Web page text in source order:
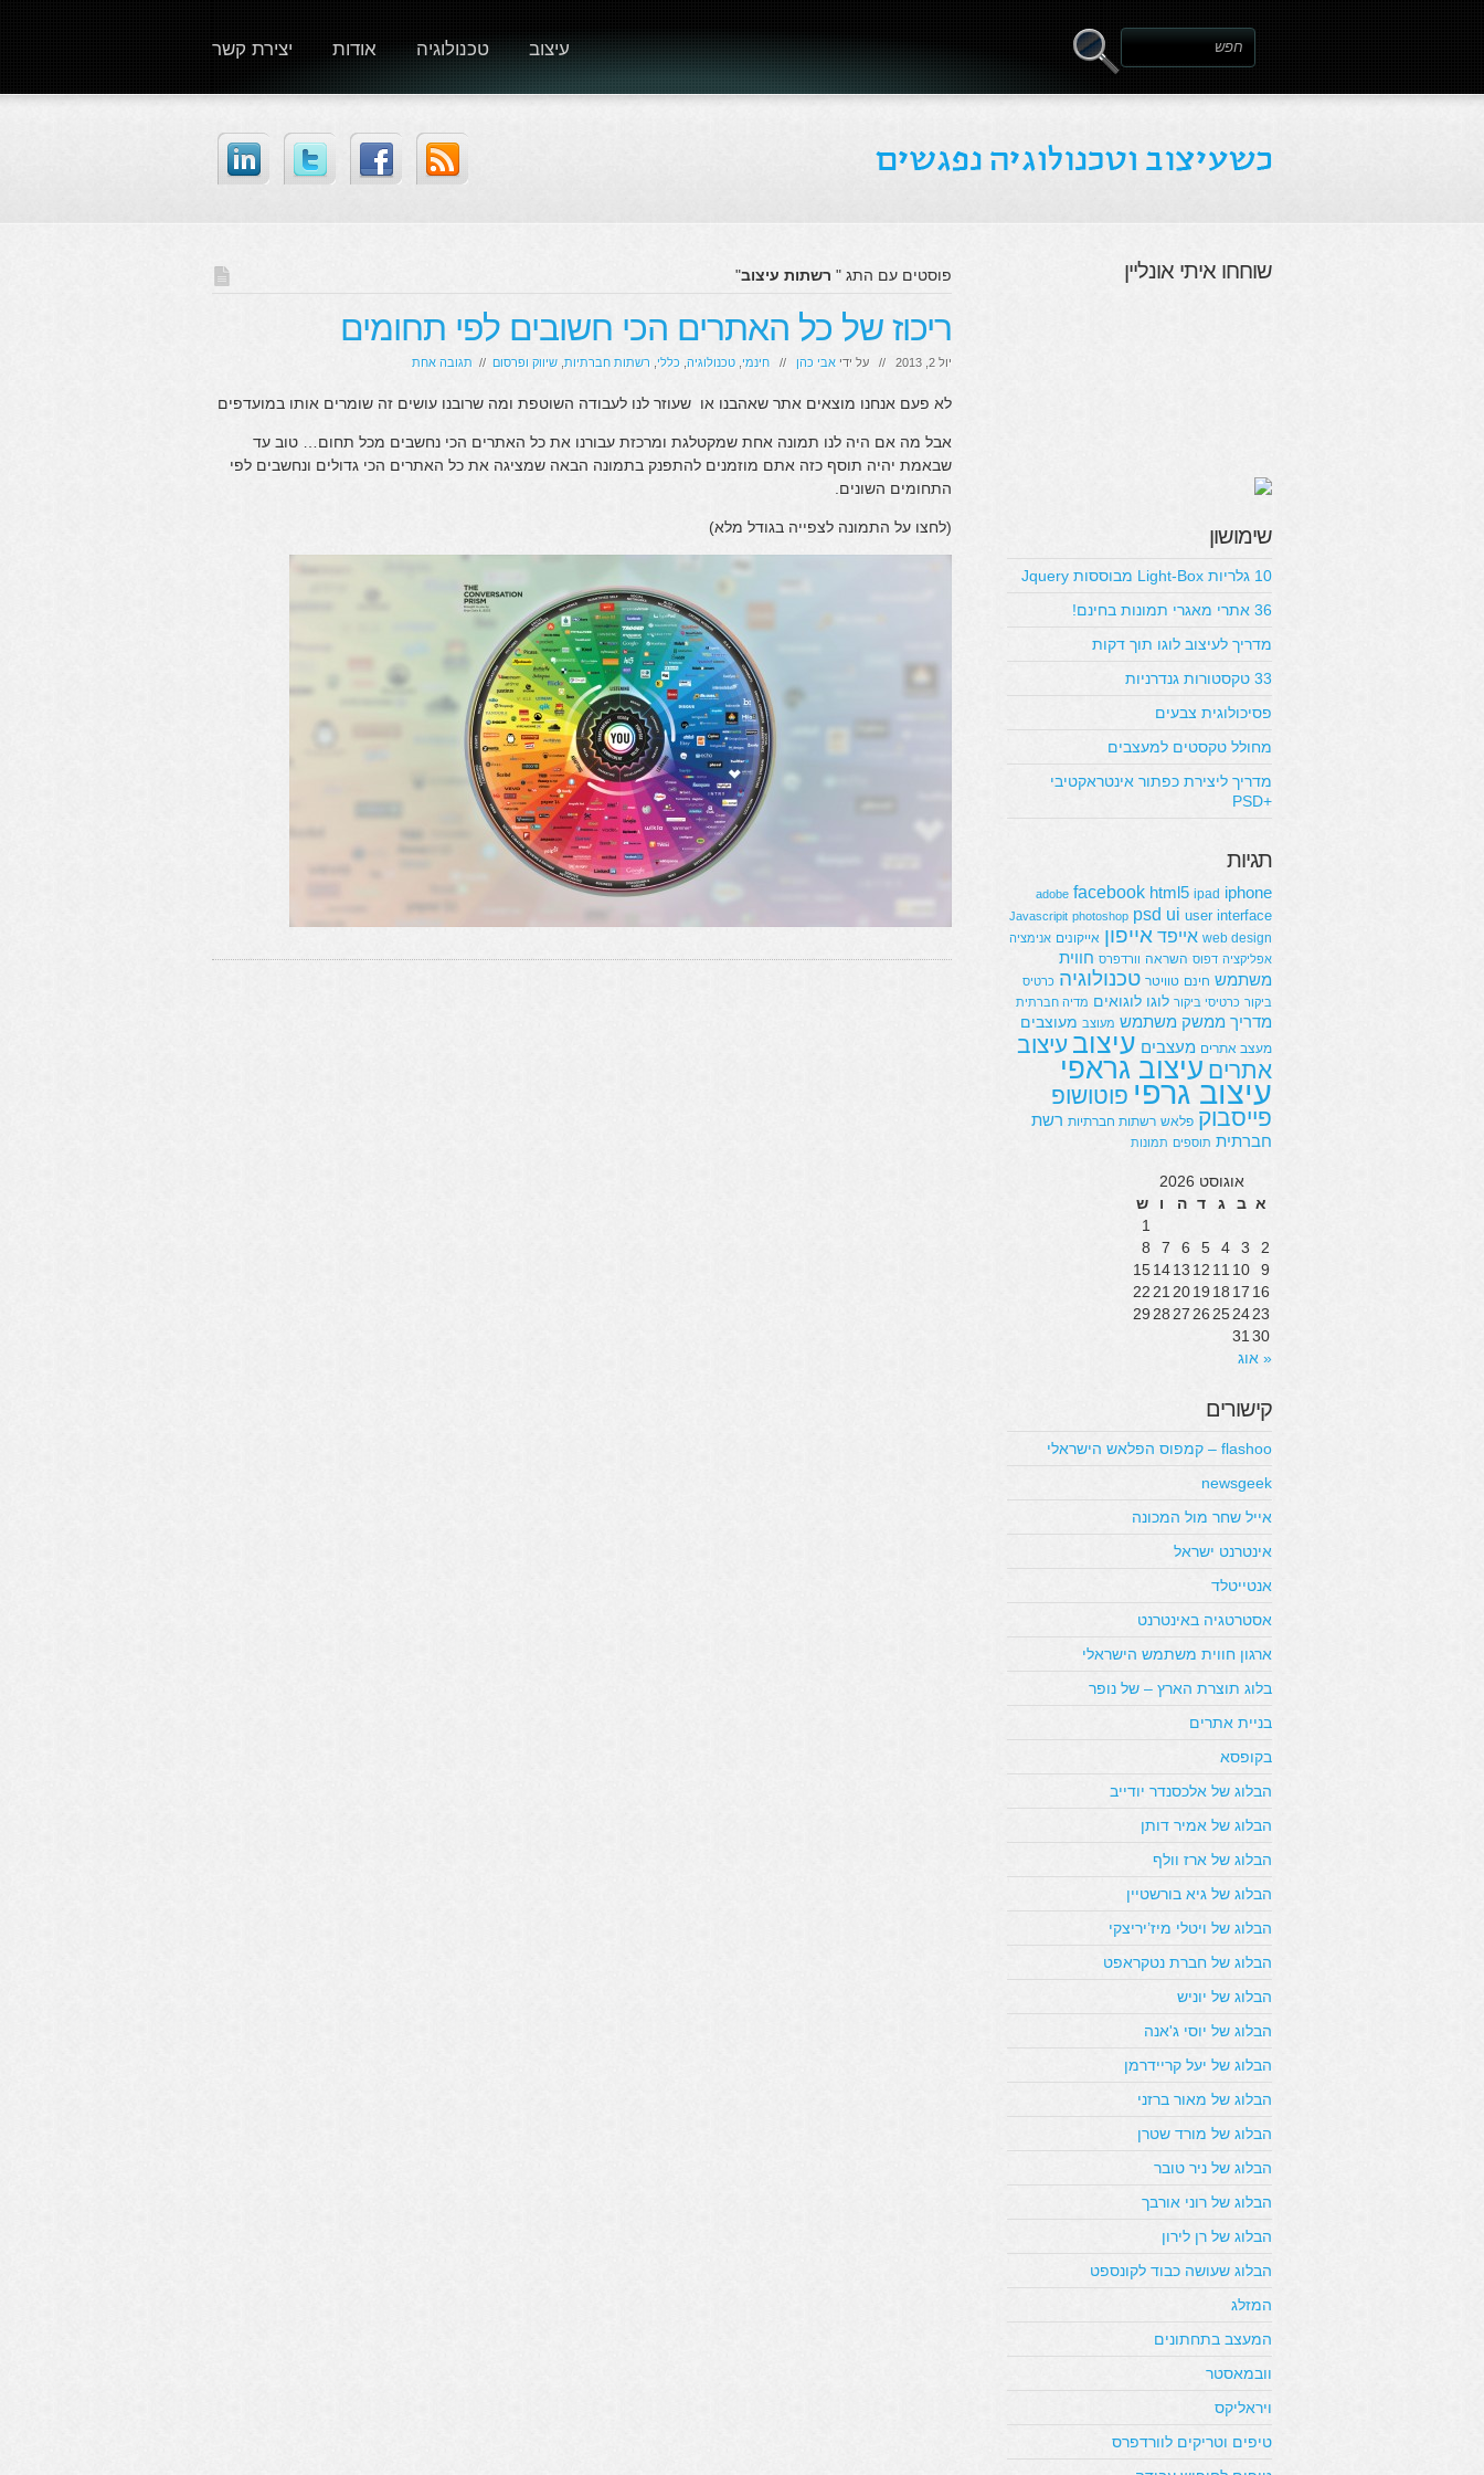
יצירת קשר אודות טכנולוגיה עיצוב
פוסטים עם התג " רשתות עיצוב"
ריכוז של כל האתרים הכי חשובים לפי תחומים
יול 2, 2013 // על ידי אבי כהן // חינמי טכנולוגיה כללי רשתות חברתיות שיווק ופרסום // תגובה אחת
לא פעם אנחנו מוצאים אתר שאהבנו או שעוזר לנו לעבודה השוטפת ומה שרובנו עושים זה שומרים אותו במועדפים
אבל מה אם היה לנו תמונה אחת שמקטלגת ומרכזת עבורנו את כל האתרים הכי נחשבים מכל תחום… טוב עד
שבאמת יהיה תוסף כזה אתם מוזמנים להתפנק בתמונה הבאה שמציגה את כל האתרים הכי גדולים ונחשבים לפי
התחומים השונים.
(לחצו על התמונה לצפייה בגודל מלא)
שוחחו איתי אונליין
שימושון
10 גלריות Light-Box מבוססות Jquery
36 אתרי מאגרי תמונות בחינם!
מדריך לעיצוב לוגו תוך דקות
33 טקסטורות גנדרניות
פסיכולוגית צבעים
מחולל טקסטים למעצבים
מדריך ליצירת כפתור אינטראקטיבי
+PSD
תגיות
adobe facebook html5 ipad iphone
Javascripit photoshop psd ui user interface
web design אייפד אייפון אייקונים אנימציה
אפליקציה דפוס השראה וורדפרס חווית
משתמש חינם טוויטר טכנולוגיה כרטיס
ביקור כרטיסי ביקור לוגו לוגואים מדיה חברתית
מדריך ממשק משתמש מעוצב מעוצבים
מעצב אתרים מעצבים עיצוב עיצוב
אתרים עיצוב גראפי
עיצוב גרפי פוטושופ
פייסבוק פלאש רשתות חברתיות רשת
חברתית תוספים תמונות
אוגוסט 2026
א ב ג ד ה ו
ש
1
2
3
4
5
6
7
8
9
10
11
12
13
14
15
16
17
18
19
20
21
22
23
24
25
26
27
28
29
30
31
« אוג
קישורים
flashoo – קמפוס הפלאש הישראלי
newsgeek
אייל שחר מול המכונה
אינטרנט ישראל
אנטייטלד
אסטרטגיה באינטרנט
ארגון חווית משתמש הישראלי
בלוג תוצרת הארץ – של נופר
בניית אתרים
בקופסא
הבלוג של אלכסנדר יודייב
הבלוג של אמיר דותן
הבלוג של ארז וולף
הבלוג של גיא בורשטיין
הבלוג של ויטלי מיז’יריצקי
הבלוג של חברת נטקראפט
הבלוג של יוניש
הבלוג של יוסי ג'אנה
הבלוג של יעל קריידרמן
הבלוג של מאור ברזני
הבלוג של מורד שטרן
הבלוג של ניר טובר
הבלוג של רוני אורבך
הבלוג של רן לירון
הבלוג שעושה כבוד לקונספט
המזלג
המעצב בתחתונים
וובמאסטר
ויראליקס
טיפים וטריקים לוורדפרס